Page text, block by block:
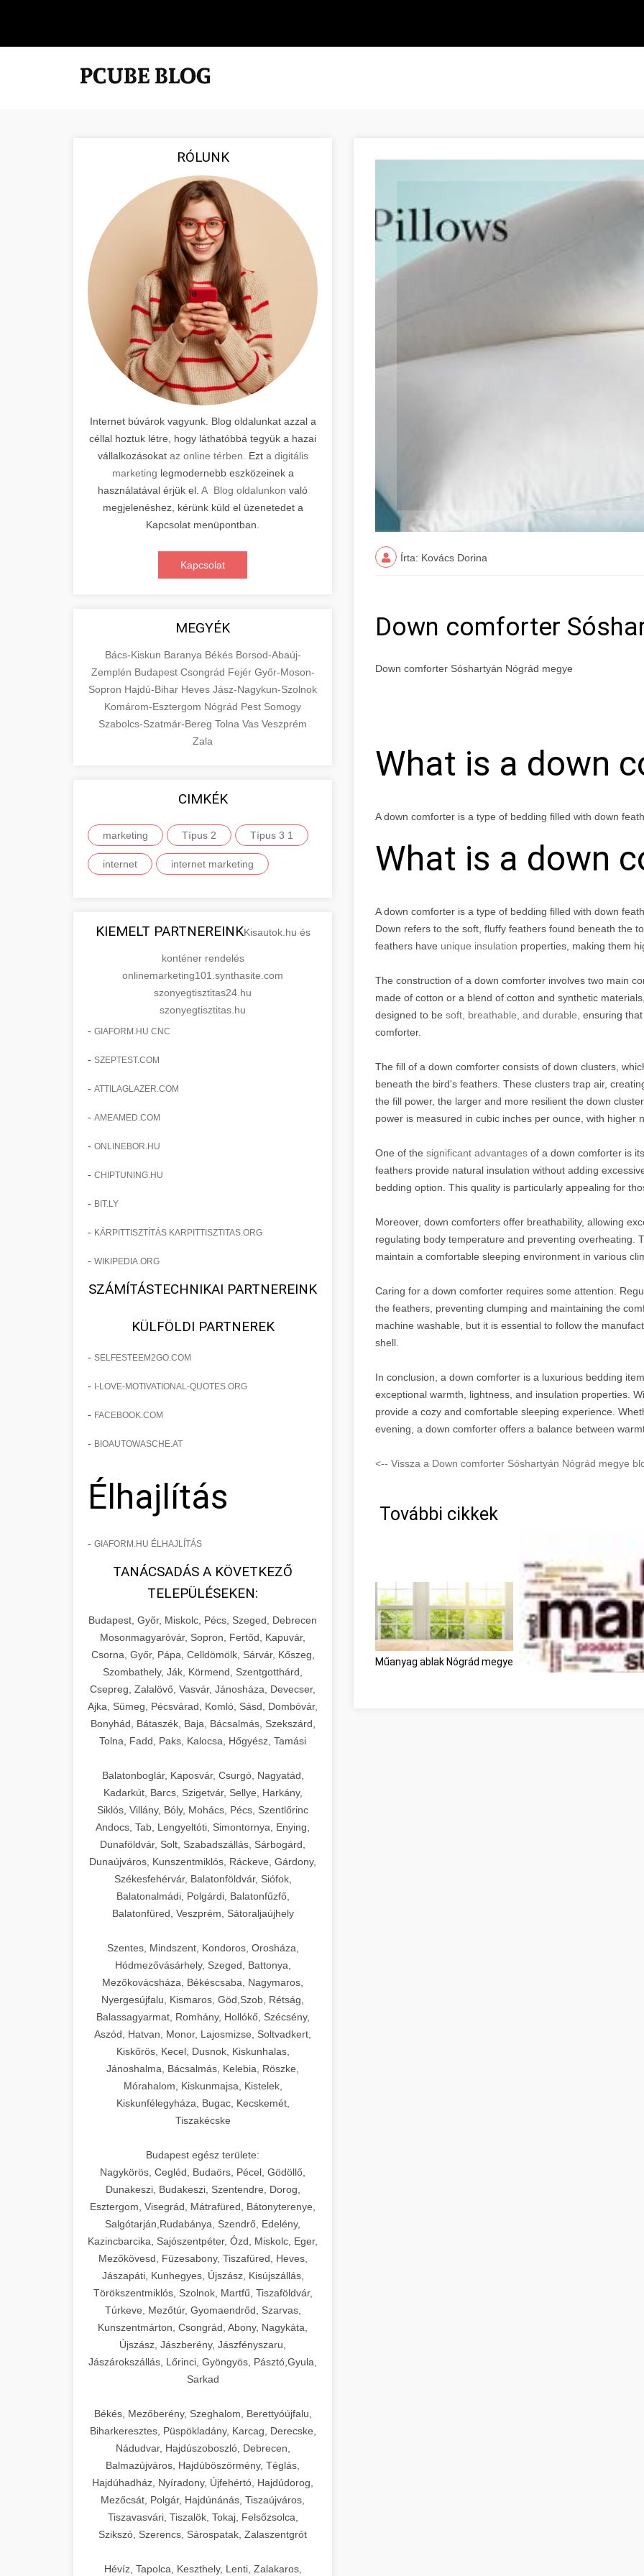
RÓLUNK
Internet búvárok vagyunk. Blog oldalunkat azzal a
céllal hoztuk létre, hogy láthatóbbá tegyük a hazai
vállalkozásokat az online térben. Ezt a digitális
marketing legmodernebb eszközeinek a
használatával érjük el. A Blog oldalunkon való
megjelenéshez, kérünk küld el üzenetedet a
Kapcsolat menüpontban.
Kapcsolat
MEGYÉK
Bács-Kiskun Baranya Békés Borsod-Abaúj-
Zemplén Budapest Csongrád Fejér Győr-Moson-
Sopron Hajdú-Bihar Heves Jász-Nagykun-Szolnok
Komárom-Esztergom Nógrád Pest Somogy
Szabolcs-Szatmár-Bereg Tolna Vas Veszprém
Zala
CIMKÉK
marketing Típus 2 Típus 3 1
internet internet marketing
KIEMELT PARTNEREINKKisautok.hu és
konténer rendelés
onlinemarketing101.synthasite.com
szonyegtisztitas24.hu
szonyegtisztitas.hu
- GIAFORM.HU CNC
- SZEPTEST.COM
- ATTILAGLAZER.COM
- AMEAMED.COM
- ONLINEBOR.HU
- CHIPTUNING.HU
- BIT.LY
- KÁRPITTISZTÍTÁS KARPITTISZTITAS.ORG
- WIKIPEDIA.ORG
SZÁMÍTÁSTECHNIKAI PARTNEREINK
KÜLFÖLDI PARTNEREK
- SELFESTEEM2GO.COM
- I-LOVE-MOTIVATIONAL-QUOTES.ORG
- FACEBOOK.COM
- BIOAUTOWASCHE.AT
Élhajlítás
- GIAFORM.HU ÉLHAJLÍTÁS
TANÁCSADÁS A KÖVETKEZŐ
TELEPÜLÉSEKEN:
Budapest, Győr, Miskolc, Pécs, Szeged, Debrecen
Mosonmagyaróvár, Sopron, Fertőd, Kapuvár,
Csorna, Győr, Pápa, Celldömölk, Sárvár, Kőszeg,
Szombathely, Ják, Körmend, Szentgotthárd,
Csepreg, Zalalövő, Vasvár, Jánosháza, Devecser,
Ajka, Sümeg, Pécsvárad, Komló, Sásd, Dombóvár,
Bonyhád, Bátaszék, Baja, Bácsalmás, Szekszárd,
Tolna, Fadd, Paks, Kalocsa, Hőgyész, Tamási
Balatonboglár, Kaposvár, Csurgó, Nagyatád,
Kadarkút, Barcs, Szigetvár, Sellye, Harkány,
Siklós, Villány, Bóly, Mohács, Pécs, Szentlőrinc
Andocs, Tab, Lengyeltóti, Simontornya, Enying,
Dunaföldvár, Solt, Szabadszállás, Sárbogárd,
Dunaújváros, Kunszentmiklós, Ráckeve, Gárdony,
Székesfehérvár, Balatonföldvár, Siófok,
Balatonalmádi, Polgárdi, Balatonfűzfő,
Balatonfüred, Veszprém, Sátoraljaújhely
Szentes, Mindszent, Kondoros, Orosháza,
Hódmezővásárhely, Szeged, Battonya,
Mezőkovácsháza, Békéscsaba, Nagymaros,
Nyergesújfalu, Kismaros, Göd,Szob, Rétság,
Balassagyarmat, Romhány, Hollókő, Szécsény,
Aszód, Hatvan, Monor, Lajosmizse, Soltvadkert,
Kiskőrös, Kecel, Dusnok, Kiskunhalas,
Jánoshalma, Bácsalmás, Kelebia, Röszke,
Mórahalom, Kiskunmajsa, Kistelek,
Kiskunfélegyháza, Bugac, Kecskemét,
Tiszakécske
Budapest egész területe:
Nagykörös, Cegléd, Budaörs, Pécel, Gödöllő,
Dunakeszi, Budakeszi, Szentendre, Dorog,
Esztergom, Visegrád, Mátrafüred, Bátonyterenye,
Salgótarján,Rudabánya, Szendrő, Edelény,
Kazincbarcika, Sajószentpéter, Ózd, Miskolc, Eger,
Mezőkövesd, Füzesabony, Tiszafüred, Heves,
Jászapáti, Kunhegyes, Újszász, Kisújszállás,
Törökszentmiklós, Szolnok, Martfű, Tiszaföldvár,
Túrkeve, Mezőtúr, Gyomaendrőd, Szarvas,
Kunszentmárton, Csongrád, Abony, Nagykáta,
Újszász, Jászberény, Jászfényszaru,
Jászárokszállás, Lőrinci, Gyöngyös, Pásztó,Gyula,
Sarkad
Békés, Mezőberény, Szeghalom, Berettyóújfalu,
Biharkeresztes, Püspökladány, Karcag, Derecske,
Nádudvar, Hajdúszoboszló, Debrecen,
Balmazújváros, Hajdúböszörmény, Téglás,
Hajdúhadház, Nyíradony, Újfehértó, Hajdúdorog,
Mezőcsát, Polgár, Hajdúnánás, Tiszaújváros,
Tiszavasvári, Tiszalök, Tokaj, Felsőzsolca,
Szikszó, Szerencs, Sárospatak, Zalaszentgrót
Hévíz, Tapolca, Keszthely, Lenti, Zalakaros,
Írta: Kovács Dorina
Down comforter
Down comforter Sóshartyán Nógrád megye
What is a down
A down comforter is a type of bedding filled with down
What is a down
A down comforter is a type of bedding filled with down
Down refers to the soft, fluffy feathers found beneath the
feathers have unique insulation properties, making them
The construction of a down comforter involves two main
made of cotton or a blend of cotton and synthetic
designed to be soft, breathable, and durable, ensuring
comforter.
The fill of a down comforter consists of down clusters,
beneath the bird's feathers. These clusters trap air,
the fill power, the larger and more resilient the down
power is measured in cubic inches per ounce, with higher
One of the significant advantages of a down comforter is
feathers provide natural insulation without adding
bedding option. This quality is particularly appealing for
Moreover, down comforters offer breathability, allowing
regulating body temperature and preventing overheating.
maintain a comfortable sleeping environment in various
Caring for a down comforter requires some attention.
the feathers, preventing clumping and maintaining the
machine washable, but it is essential to follow the
shell.
In conclusion, a down comforter is a luxurious bedding
exceptional warmth, lightness, and insulation properties.
provide a cozy and comfortable sleeping experience.
evening, a down comforter offers a balance between
<-- Vissza a Down comforter Sóshartyán Nógrád megye
További cikkek
Műanyag ablak Nógrád megye